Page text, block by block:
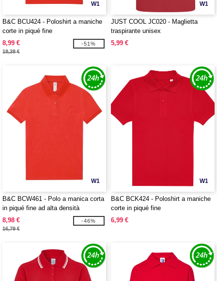
W1
B&C BCU424 - Poloshirt a maniche
corte in piqué fine
8,99 €
18,38 €
-51%
W1
JUST COOL JC020 - Maglietta
traspirante unisex
5,99 €
W1
B&C BCW461 - Polo a manica corta
in piqué fine ad alta densità
8,98 €
16,79 €
-46%
W1
B&C BCK424 - Poloshirt a maniche
corte in piqué fine
6,99 €